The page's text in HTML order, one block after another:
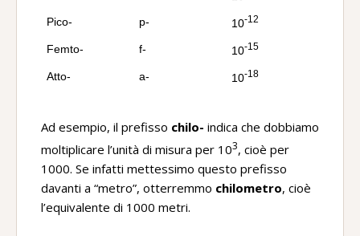
Pico- p- 10-12
Femto- f- 10-15
Atto- a- 10-18
Ad esempio, il prefisso chilo- indica che dobbiamo
moltiplicare l’unità di misura per 103, cioè per
1000. Se infatti mettessimo questo prefisso
davanti a “metro”, otterremmo chilometro, cioè
l’equivalente di 1000 metri.